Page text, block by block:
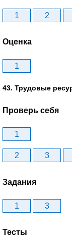
1 2
Оценка
1
43. Трудовые
Проверь себя
1
2 3
Задания
1 3
Тесты